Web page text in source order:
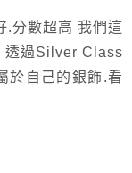
分數超高 我們這
透過Silver Class
於自己的銀飾.看